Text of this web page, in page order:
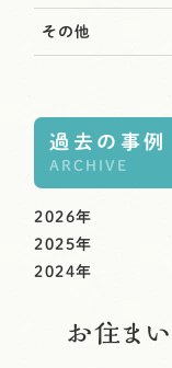
その他
過去の事例
ARCHIVE
2026年
2025年
2024年
お住ま